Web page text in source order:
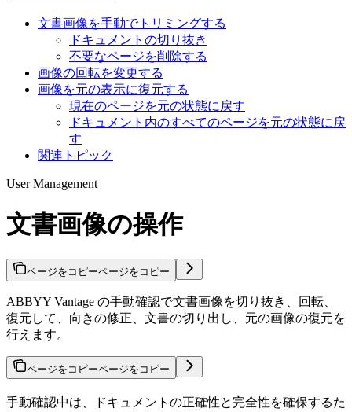
文書画像を手動でトリミングする
ドキュメントの切り抜き
不要なページを削除する
画像の回転を変更する
画像を元の表示に復元する
現在のページを元の状態に戻す
ドキュメント内のすべてのページを元の状態に戻
す
関連トピック
User Management
文書画像の操作
ページをコピーページをコピー
ABBYY Vantage の手動確認で文書画像を切り抜き、回転、
復元して、向きの修正、文書の切り出し、元の画像の復元を
行えます。
ページをコピーページをコピー
手動確認中は、ドキュメントの正確性と完全性を確保するた